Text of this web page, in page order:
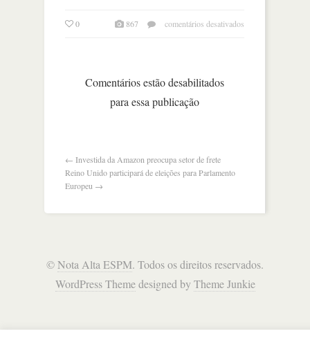
0 867 comentários desativados
Comentários estão desabilitados
para essa publicação
← Investida da Amazon preocupa setor de frete
Reino Unido participará de eleições para Parlamento
Europeu →
©Nota Alta ESPM. Todos os direitos reservados.
WordPress Themedesigned by Theme Junkie